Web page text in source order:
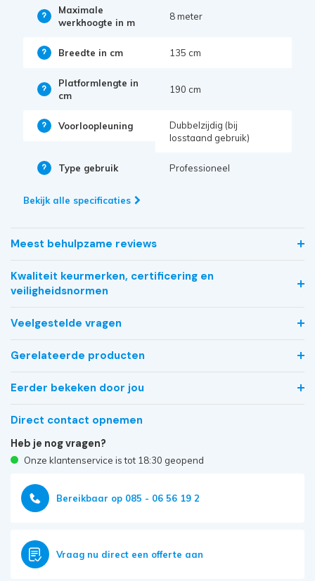
Maximale
werkhoogte in m
8 meter
Breedte in cm 135 cm
Platformlengte in
cm
190 cm
Voorloopleuning
Dubbelzijdig (bij
losstaand gebruik)
Type gebruik Professioneel
Bekijk alle specificaties
Meest behulpzame reviews
Kwaliteit keurmerken, certificering en
veiligheidsnormen
Veelgestelde vragen
Gerelateerde producten
Eerder bekeken door jou
Direct contact opnemen
Heb je nog vragen?
Onze klantenservice is tot 18:30 geopend
Bereikbaar op 085 - 06 56 19 2
Vraag nu direct een offerte aan